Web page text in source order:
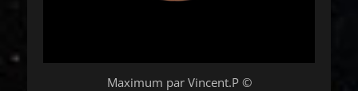
Maximum par Vincent.P ©